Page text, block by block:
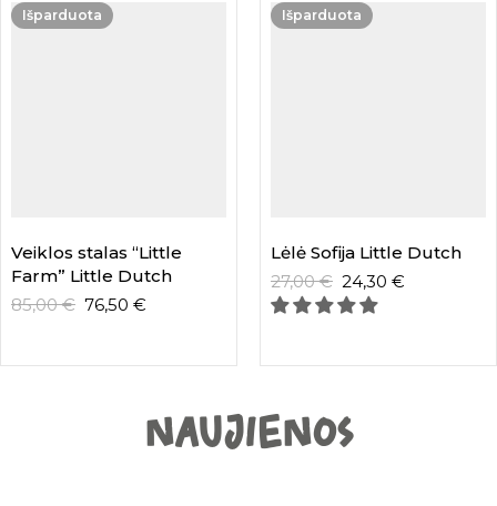
Išparduota
Veiklos stalas “Little
Farm” Little Dutch
85,00€ 76,50 €
Išparduota
Lėlė Sofija Little Dutch
27,00€ 24,30 €
NAUJIENOS